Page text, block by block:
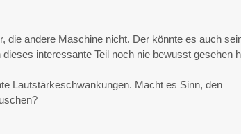
die andere Maschine nicht. Der könnte es auch
interessante Teil noch nie bewusst gesehen
Lautstärkeschwankungen. Macht es Sinn, den